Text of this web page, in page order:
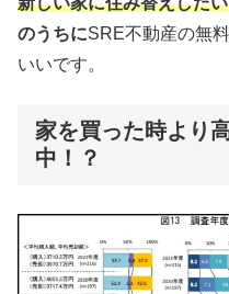
のうちにSRE不動産の無
いいです。
家を買った時より
中！？